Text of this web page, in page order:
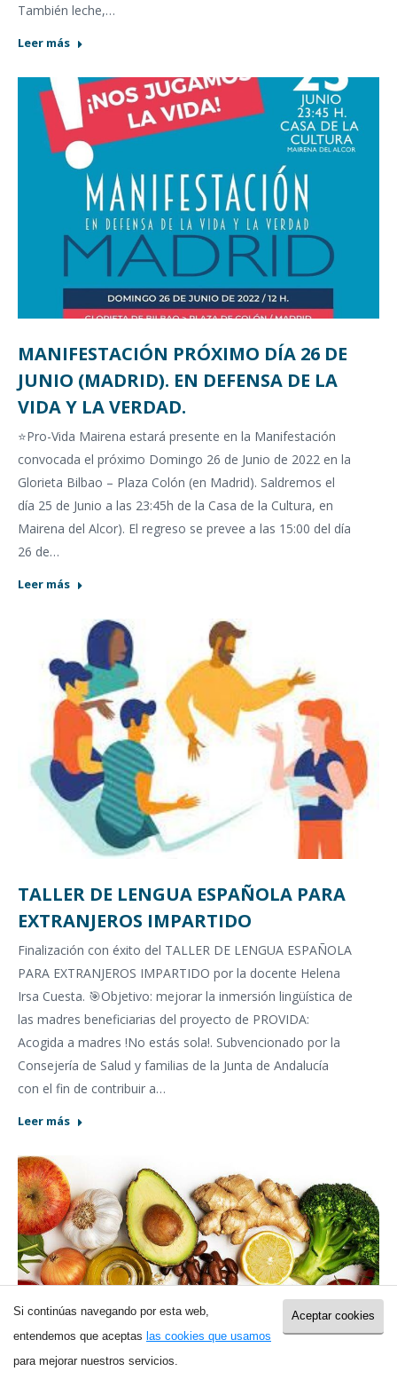
También leche,…
Leer más
MANIFESTACIÓN PRÓXIMO DÍA 26 DE
JUNIO (MADRID). EN DEFENSA DE LA
VIDA Y LA VERDAD.
⭐️Pro-Vida Mairena estará presente en la Manifestación
convocada el próximo Domingo 26 de Junio de 2022 en la
Glorieta Bilbao – Plaza Colón (en Madrid). Saldremos el
día 25 de Junio a las 23:45h de la Casa de la Cultura, en
Mairena del Alcor). El regreso se prevee a las 15:00 del día
26 de…
Leer más
TALLER DE LENGUA ESPAÑOLA PARA
EXTRANJEROS IMPARTIDO
Finalización con éxito del TALLER DE LENGUA ESPAÑOLA
PARA EXTRANJEROS IMPARTIDO por la docente Helena
Irsa Cuesta. 🎯Objetivo: mejorar la inmersión lingüística de
las madres beneficiarias del proyecto de PROVIDA:
Acogida a madres !No estás sola!. Subvencionado por la
Consejería de Salud y familias de la Junta de Andalucía
con el fin de contribuir a…
Leer más
Aceptar cookies
Si continúas navegando por esta web,
entendemos que aceptas las cookies que usamos
para mejorar nuestros servicios.